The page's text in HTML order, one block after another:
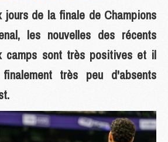
jours de la finale de Champions
les nouvelles des récents
camps sont très positives et il
très peu d'absents